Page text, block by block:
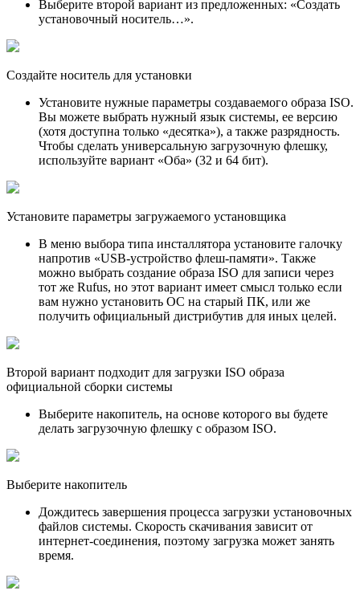
Выберите второй вариант из предложенных: «Создать
установочный носитель…».
Создайте носитель для установки
Установите нужные параметры создаваемого образа ISO.
Вы можете выбрать нужный язык системы, ее версию
(хотя доступна только «десятка»), а также разрядность.
Чтобы сделать универсальную загрузочную флешку,
используйте вариант «Оба» (32 и 64 бит).
Установите параметры загружаемого установщика
В меню выбора типа инсталлятора установите галочку
напротив «USB-устройство флеш-памяти». Также
можно выбрать создание образа ISO для записи через
тот же Rufus, но этот вариант имеет смысл только если
вам нужно установить ОС на старый ПК, или же
получить официальный дистрибутив для иных целей.
Второй вариант подходит для загрузки ISO образа
официальной сборки системы
Выберите накопитель, на основе которого вы будете
делать загрузочную флешку с образом ISO.
Выберите накопитель
Дождитесь завершения процесса загрузки установочных
файлов системы. Скорость скачивания зависит от
интернет-соединения, поэтому загрузка может занять
время.